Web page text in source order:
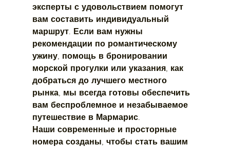
эксперты с удовольствием помогут
вам составить индивидуальный
маршрут. Если вам нужны
рекомендации по романтическому
ужину, помощь в бронировании
морской прогулки или указания, как
добраться до лучшего местного
рынка, мы всегда готовы обеспечить
вам беспроблемное и незабываемое
путешествие в Мармарис.
Наши современные и просторные
номера созданы, чтобы стать вашим